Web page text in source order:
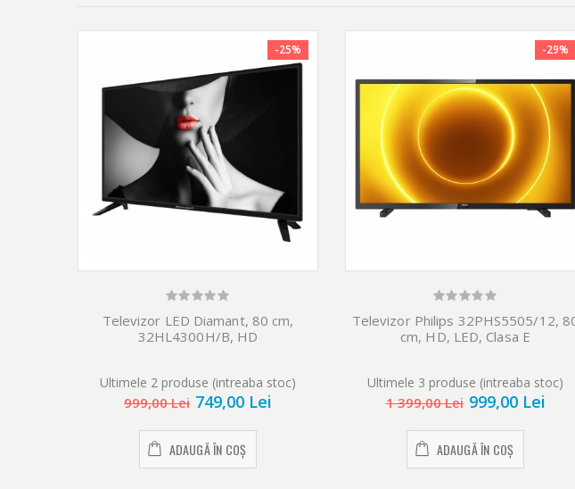
-25%
Televizor LED Diamant, 80 cm,
32HL4300H/B, HD
Ultimele 2 produse (intreaba stoc)
999,00 Lei 749,00 Lei
ADAUGĂ ÎN COȘ
-29%
Televizor Philips 32PHS5505/12,
cm, HD, LED, Clasa E
Ultimele 3 produse (intreaba stoc)
1 399,00 Lei 999,00 Lei
ADAUGĂ ÎN COȘ